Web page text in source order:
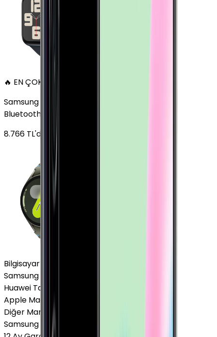
🔥 EN ÇOK SATAN
Samsung Galaxy Watch 7 Alüminyum 44 mm
Bluetooth Wi-Fi Yeşil
8.766 TL'den başlayan fiyatlar
Bilgisayar / Tablet
Samsung Tablet
Huawei Tablet
Apple Macbook
Diğer Markalar
Samsung Tablet